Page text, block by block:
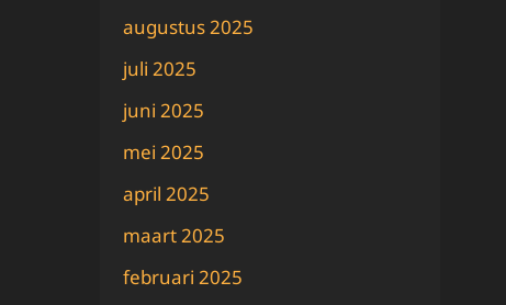
augustus 2025
juli 2025
juni 2025
mei 2025
april 2025
maart 2025
februari 2025